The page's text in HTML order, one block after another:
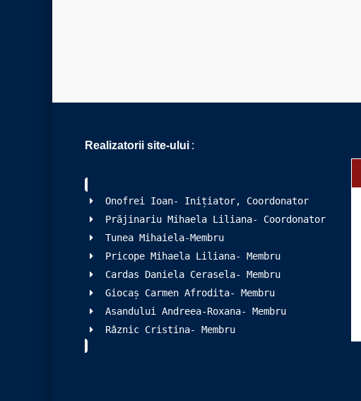
Realizatorii site-ului :
Onofrei Ioan- Inițiator, Coordonator
Prăjinariu Mihaela Liliana- Coordonator
Tunea Mihaiela-Membru
Pricope Mihaela Liliana- Membru
Cardas Daniela Cerasela- Membru
Giocaș Carmen Afrodita- Membru
Asandului Andreea-Roxana- Membru
Râznic Cristina- Membru